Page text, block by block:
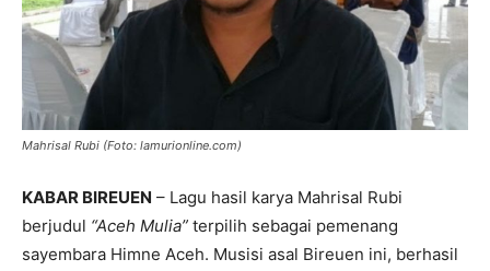
Mahrisal Rubi (Foto: lamurionline.com)
KABAR BIREUEN – Lagu hasil karya Mahrisal Rubi
berjudul “Aceh Mulia” terpilih sebagai pemenang
sayembara Himne Aceh. Musisi asal Bireuen ini, berhasil